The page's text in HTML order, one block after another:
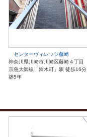
センターヴィレッジ藤崎
神奈川県川崎市川崎区藤崎４丁目
京急大師線「鈴木町」駅 徒歩16分
築5年